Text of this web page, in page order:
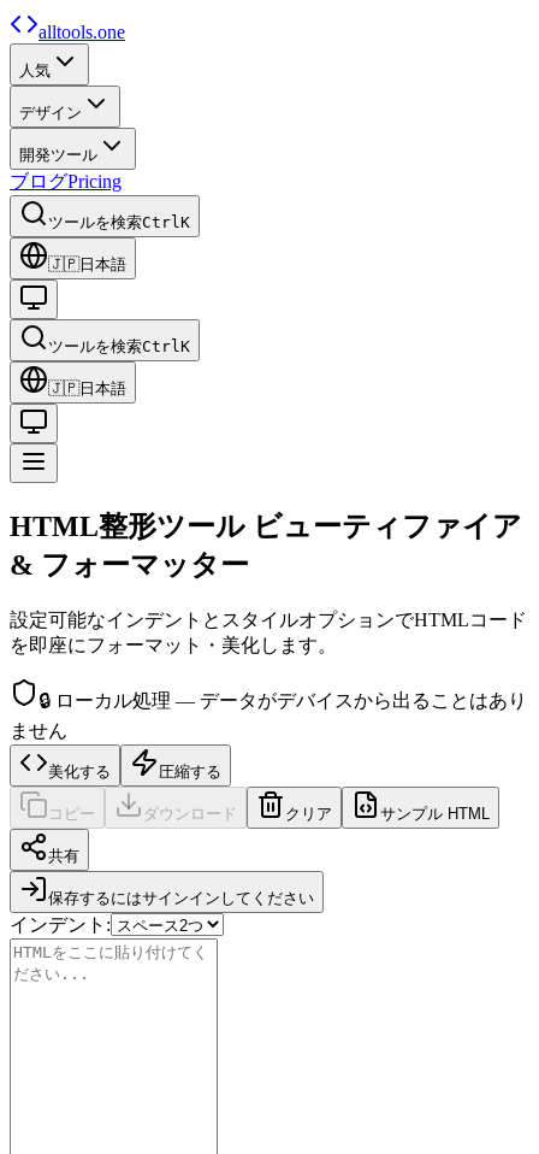
alltools.one
人気
デザイン
開発ツール
ブログPricing
ツールを検索CtrlK
🇯🇵日本語
ツールを検索CtrlK
🇯🇵日本語
HTML整形ツール ビューティファイア
& フォーマッター
設定可能なインデントとスタイルオプションでHTMLコード
を即座にフォーマット・美化します。
🔒 ローカル処理 — データがデバイスから出ることはあり
ません
美化する 圧縮する
コピー ダウンロード クリア サンプル HTML
共有
保存するにはサインインしてください
インデント :